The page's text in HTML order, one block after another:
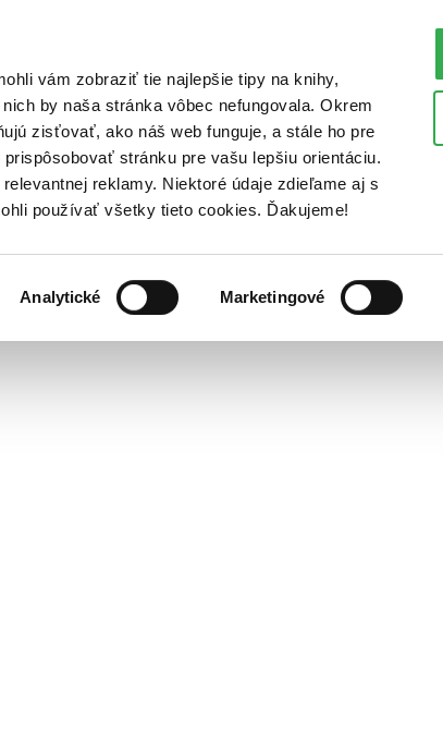
vám zobraziť tie najlepšie tipy na knihy,
by naša stránka vôbec nefungovala. Okrem
zisťovať, ako náš web funguje, a stále ho pre
stránku pre vašu lepšiu orientáciu.
reklamy. Niektoré údaje zdieľame aj s
používať všetky tieto cookies. Ďakujeme!
Analytické Marketingové